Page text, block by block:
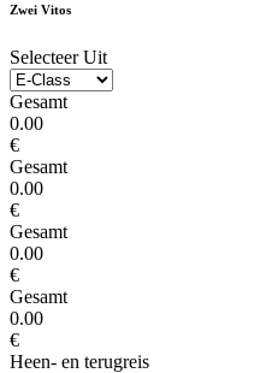
Zwei Vitos
Selecteer Uit
Gesamt
0.00
€
Gesamt
0.00
€
Gesamt
0.00
€
Gesamt
0.00
€
Heen- en terugreis